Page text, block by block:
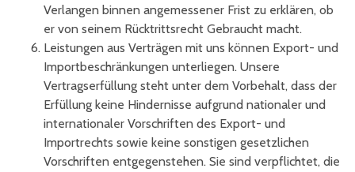
Verlangen binnen angemessener Frist zu erklären, ob
er von seinem Rücktrittsrecht Gebraucht macht.
Leistungen aus Verträgen mit uns können Export- und
Importbeschränkungen unterliegen. Unsere
Vertragserfüllung steht unter dem Vorbehalt, dass der
Erfüllung keine Hindernisse aufgrund nationaler und
internationaler Vorschriften des Export- und
Importrechts sowie keine sonstigen gesetzlichen
Vorschriften entgegenstehen. Sie sind verpflichtet, die